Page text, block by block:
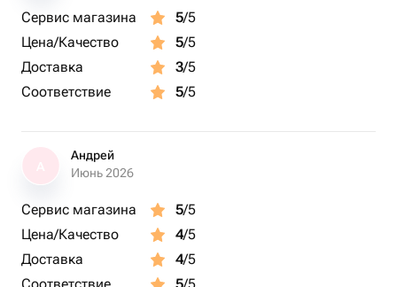
Сервис магазина 5/5
Цена/Качество
5/5
Доставка
3/5
Соответствие
5/5
Андрей
Июнь 2026
Сервис магазина 5/5
Цена/Качество
4/5
Доставка
4/5